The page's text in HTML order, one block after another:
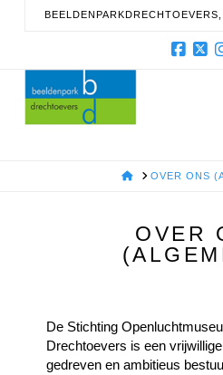
HOMEOVER ONS
OVER
De Stichting
Drechtoevers is een
gedreven en ambitieus